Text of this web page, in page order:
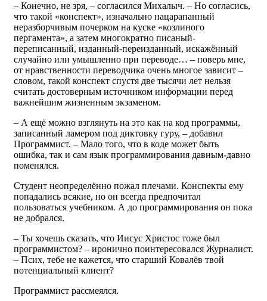
– Конечно, не зря, – согласился Михалыч. – Но согласись,
что такой «конспект», изначально нацарапанный
неразборчивым почерком на куске «козлиного
пергамента», а затем многократно писаный-
переписанный, изданный-переизданный, искажённый
случайно или умышленно при переводе… – поверь мне,
от нравственности переводчика очень многое зависит –
словом, такой конспект спустя две тысячи лет нельзя
считать достоверным источником информации перед
важнейшим жизненным экзаменом.
– А ещё можно взглянуть на это как на код программы,
записанный ламером под диктовку гуру, – добавил
Программист. – Мало того, что в коде может быть
ошибка, так и сам язык программирования давным-давно
поменялся.
Студент неопределённо пожал плечами. Конспекты ему
попадались всякие, но он всегда предпочитал
пользоваться учебником. А до программирования он пока
не добрался.
– Ты хочешь сказать, что Иисус Христос тоже был
программистом? – иронично поинтересовался Журналист.
– Псих, тебе не кажется, что старший Ковалёв твой
потенциальный клиент?
Программист рассмеялся.